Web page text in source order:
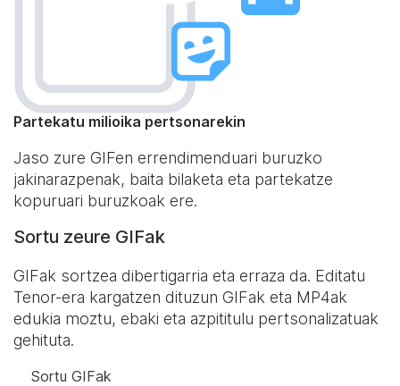
Partekatu milioika pertsonarekin
Jaso zure GIFen errendimenduari buruzko
jakinarazpenak, baita bilaketa eta partekatze
kopuruari buruzkoak ere.
Sortu zeure GIFak
GIFak sortzea dibertigarria eta erraza da. Editatu
Tenor-era kargatzen dituzun GIFak eta MP4ak
edukia moztu, ebaki eta azpititulu pertsonalizatuak
gehituta.
Sortu GIFak